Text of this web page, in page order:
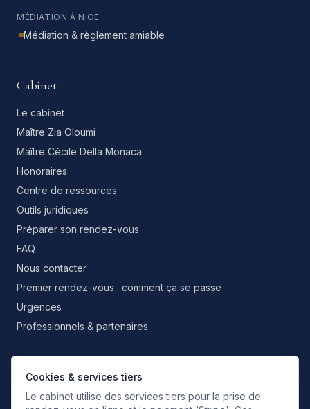
Cookies & services tiers
Le cabinet utilise des services tiers pour la prise de
MÉDIATION À NICE
Médiation & règlement amiable
Cabinet
Le cabinet
Maître Zia Oloumi
Maître Cécile Della Monaca
Honoraires
Centre de ressources
Outils juridiques
Préparer son rendez-vous
FAQ
Nous contacter
Premier rendez-vous : comment ça se passe
Urgences
Professionnels & partenaires
LANGUES DE TRAVAIL